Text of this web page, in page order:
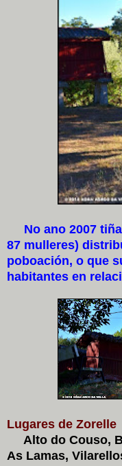
No ano 2007 tiña
87 mulleres)
poboación, o que
habitantes en
Lugares de Zorelle
Alto do Couso,
As Lamas,